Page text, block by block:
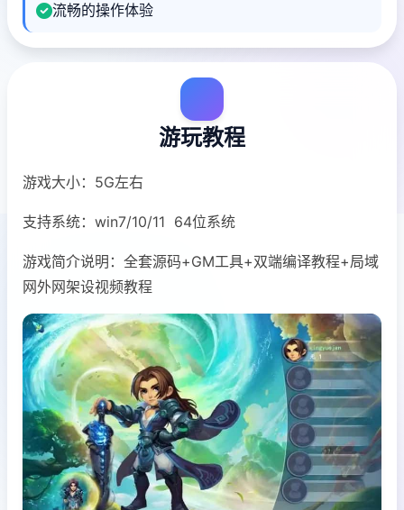
流畅的操作体验
游玩教程
游戏大小：5G左右
支持系统：win7/10/11 64位系统
游戏简介说明：全套源码+GM工具+双端编译教程+局域
网外网架设视频教程